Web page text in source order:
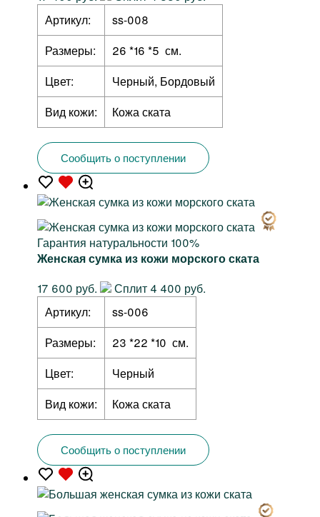
Артикул:
ss-008
Размеры:
26 *16 *5 см.
Цвет:
Черный, Бордовый
Вид кожи:
Кожа ската
Сообщить о поступлении
Гарантия натуральности 100%
Женская сумка из кожи морского ската
17 600 руб.
Сплит 4 400 руб.
Артикул:
ss-006
Размеры:
23 *22 *10 см.
Цвет:
Черный
Вид кожи:
Кожа ската
Сообщить о поступлении